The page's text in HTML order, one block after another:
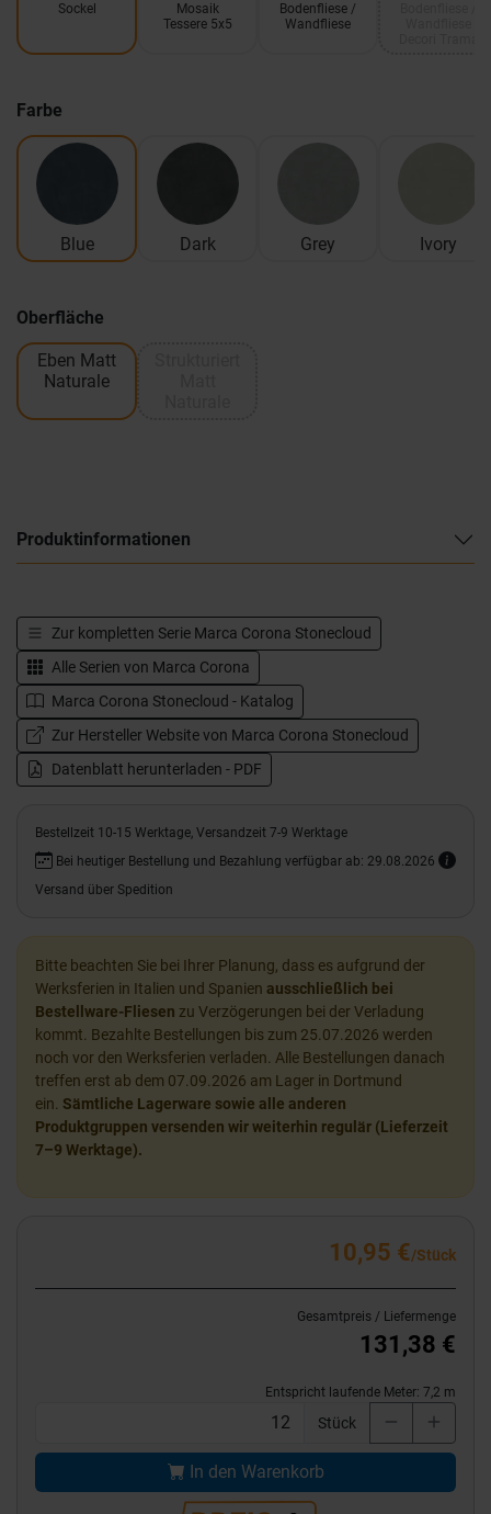
Sockel
Mosaik
Tessere 5x5
Bodenfliese /
Wandfliese
Farbe
Blue Dark Grey Ivory
Oberfläche
Eben Matt
Naturale
Produktinformationen
Zur kompletten Serie Marca Corona Stonecloud
Alle Serien von Marca Corona
Marca Corona Stonecloud - Katalog
Zur Hersteller Website von Marca Corona Stonecloud
Datenblatt herunterladen - PDF
Bestellzeit 10-15 Werktage, Versandzeit 7-9 Werktage
Bei heutiger Bestellung und Bezahlung verfügbar ab: 29.08.2026
Versand über Spedition
Bitte beachten Sie bei Ihrer Planung, dass es aufgrund der
Werksferien in Italien und Spanien ausschließlich bei
Bestellware-Fliesen zu Verzögerungen bei der Verladung
kommt. Bezahlte Bestellungen bis zum 25.07.2026 werden
noch vor den Werksferien verladen. Alle Bestellungen danach
treffen erst ab dem 07.09.2026 am Lager in Dortmund
ein. Sämtliche Lagerware sowie alle anderen
Produktgruppen versenden wir weiterhin regulär (Lieferzeit
7–9 Werktage).
10,95 €/Stück
Gesamtpreis / Liefermenge
131,38 €
Entspricht laufende Meter: 7,2 m
Stück
In den Warenkorb